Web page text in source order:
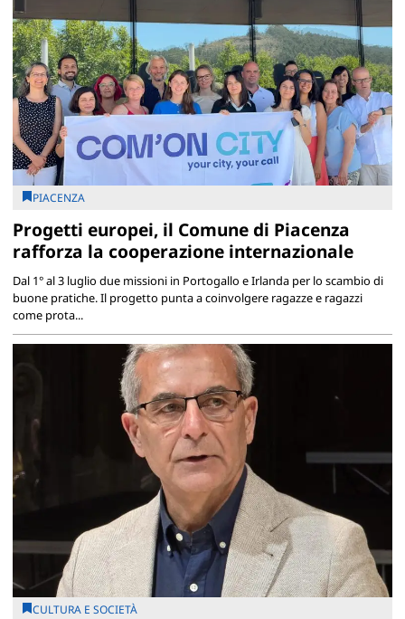
PIACENZA
Progetti europei, il Comune di Piacenza
rafforza la cooperazione internazionale
Dal 1° al 3 luglio due missioni in Portogallo e Irlanda per lo scambio di
buone pratiche. Il progetto punta a coinvolgere ragazze e ragazzi
come prota...
CULTURA E SOCIETÀ